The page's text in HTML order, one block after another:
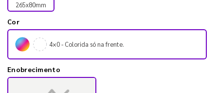
265x80mm
Cor
4×0 - Colorida só na frente.
Enobrecimento